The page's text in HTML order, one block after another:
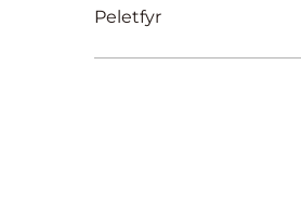
Peletfyr